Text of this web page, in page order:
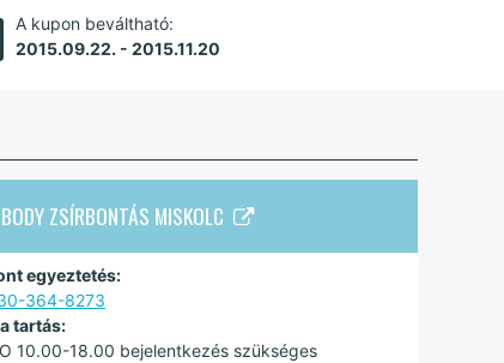
A kupon beváltható:
2015.09.22. - 2015.11.20
ZSÍRBONTÁS MISKOLC
egyeztetés:
364-8273
tartás:
10.00-18.00 bejelentkezés szükséges